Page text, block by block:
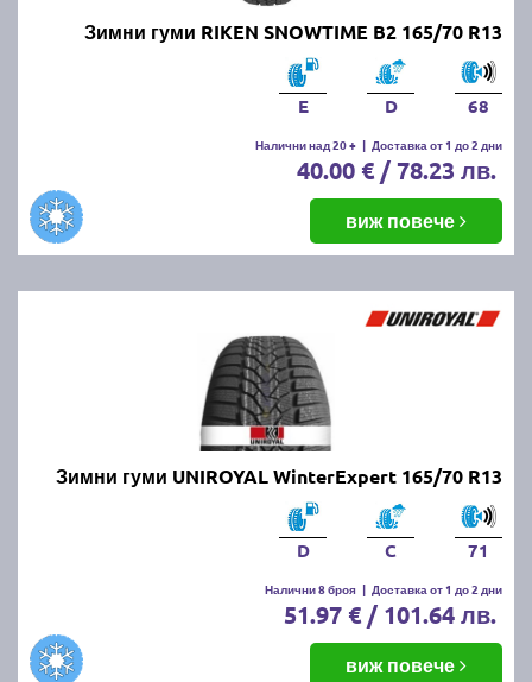
Зимни гуми RIKEN SNOWTIME B2 165/70 R13
E D 68
Налични над 20 + | Доставка от 1 до 2 дни
40.00 € / 78.23 лв.
виж повече
Зимни гуми UNIROYAL WinterExpert 165/70 R13
D C 71
Налични 8 броя | Доставка от 1 до 2 дни
51.97 € / 101.64 лв.
виж повече